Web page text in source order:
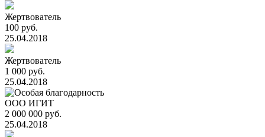
Жертвователь
100 руб.
25.04.2018
Жертвователь
1 000 руб.
25.04.2018
ООО ИГИТ
2 000 000 руб.
25.04.2018